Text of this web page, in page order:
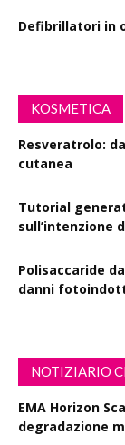
Defibrillatori in
KOSMETICA
Resveratrolo:
cutanea
Tutorial
sull’intenzione
Polisaccaride
danni
NOTIZIARIO
EMA Horizon
degradazione